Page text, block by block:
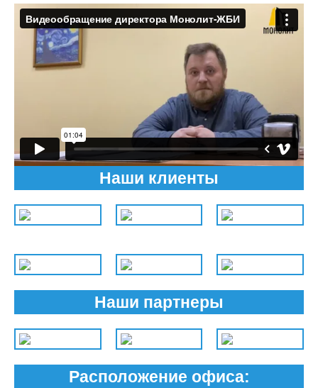
Наши клиенты
Наши партнеры
Расположение офиса: